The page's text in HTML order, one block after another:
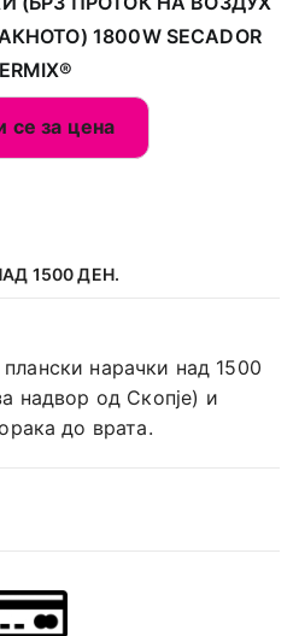
1800W SECADOR
се за цена
1500 ДЕН.
нарачки над 1500
надвор од Скопје) и
до врата.